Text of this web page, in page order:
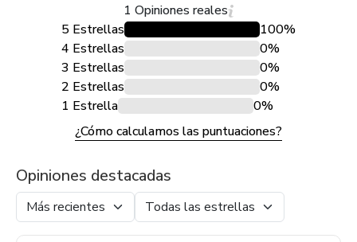
1 Opiniones reales
5 Estrellas
100%
4 Estrellas
0%
3 Estrellas
0%
2 Estrellas
0%
1 Estrella
0%
¿Cómo calculamos las puntuaciones?
Opiniones destacadas